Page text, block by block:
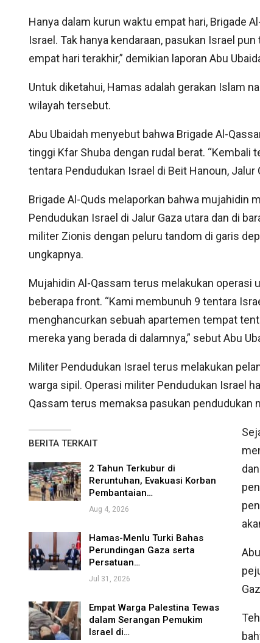
Hanya dalam kurun waktu empat hari, Brigade
Israel. Tak hanya kendaraan, pasukan Israel
empat hari terakhir,” demikian laporan Abu
Untuk diketahui, Hamas adalah gerakan Islam
wilayah tersebut.
Abu Ubaidah menyebut bahwa Brigade Al-
tinggi Kfar Shuba dengan rudal berat.
tentara Pendudukan Israel di Beit Hanoun, Jalur
Brigade Al-Quds melaporkan bahwa mujahidin
Pendudukan Israel di Jalur Gaza utara dan di
militer Zionis dengan peluru tandom di garis
ungkapnya.
Mujahidin Al-Qassam terus melakukan operasi
beberapa front. “Kami membunuh 9 tentara
menghancurkan sebuah apartemen tempat
mereka yang berada di dalamnya,” sebut Abu
Militer Pendudukan Israel terus melakukan
warga sipil. Operasi militer Pendudukan Israel
Qassam terus memaksa pasukan pendudukan
BERITA TERKAIT
2 Tahun Terkubur di
Reruntuhan, Evakuasi Korban
Pembantaian…
Aug 4, 2026
Hamas-Menlu Turki Bahas
Perundingan Gaza serta
Persatuan…
Jul 31, 2026
Empat Warga Palestina Tewas
dalam Serangan Pemukim
Israel di…